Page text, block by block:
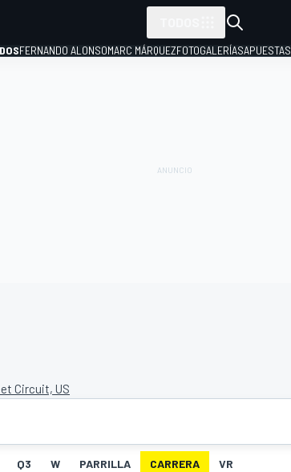
FERNANDO ALONSOMARC MÁRQUEZFOTOGALERÍASAPUESTAS
Circuit, US
Q3 W PARRILLA CARRERA VR